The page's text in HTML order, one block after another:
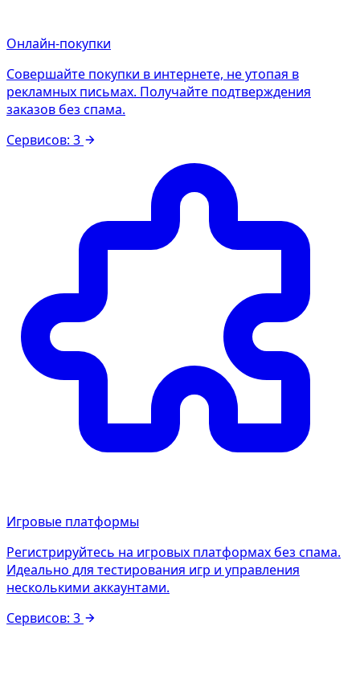
Онлайн-покупки
Совершайте покупки в интернете, не утопая в
рекламных письмах. Получайте подтверждения
заказов без спама.
Сервисов: 3
Игровые платформы
Регистрируйтесь на игровых платформах без спама.
Идеально для тестирования игр и управления
несколькими аккаунтами.
Сервисов: 3